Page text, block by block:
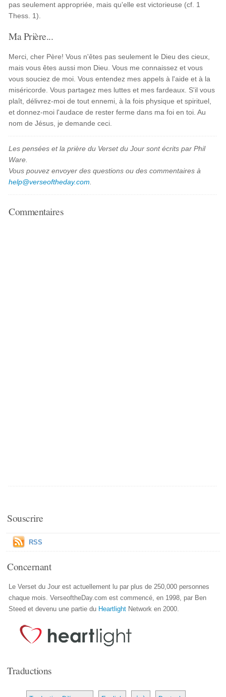
pas seulement appropriée, mais qu'elle est victorieuse (cf. 1
Thess. 1).
Ma Prière...
Merci, cher Père! Vous n'êtes pas seulement le Dieu des cieux,
mais vous êtes aussi mon Dieu. Vous me connaissez et vous
vous souciez de moi. Vous entendez mes appels à l'aide et à la
miséricorde. Vous partagez mes luttes et mes fardeaux. S'il vous
plaît, délivrez-moi de tout ennemi, à la fois physique et spirituel,
et donnez-moi l'audace de rester ferme dans ma foi en toi. Au
nom de Jésus, je demande ceci.
Les pensées et la prière du Verset du Jour sont écrits par Phil
Ware.
Vous pouvez envoyer des questions ou des commentaires à
help@verseoftheday.com
Commentaires
Souscrire
RSS
Concernant
Le Verset du Jour est actuellement lu par plus de 250,000 personnes
chaque mois. VerseoftheDay.com est commencé, en 1998, par Ben
Steed et devenu une partie du Heartlight Network en 2000.
Traductions